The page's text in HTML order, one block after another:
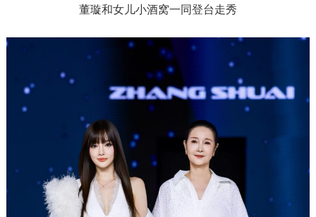
董璇和女儿小酒窝一同登台走秀